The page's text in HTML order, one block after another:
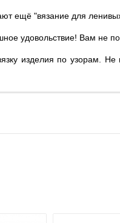
ещё "вязание для
удовольствие! Вам не
изделия по узорам.